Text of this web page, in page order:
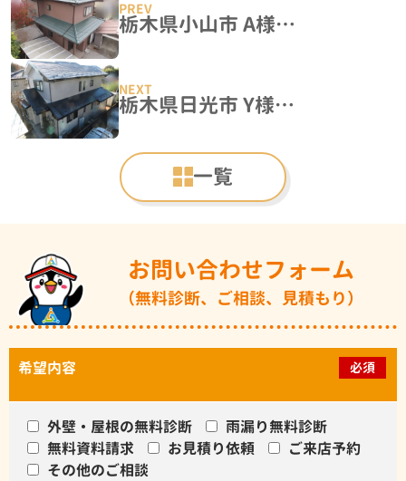
栃木県小山市 A様邸 屋根塗装・外壁塗装工事
一覧
栃木県日光市 Y様邸 屋根塗装・外壁塗装工事
お問い合わせフォーム
（無料診断、ご相談、見積もり）
希望内容 必須
外壁・屋根の無料診断
雨漏り無料診断
無料資料請求
お見積り依頼
ご来店予約
その他のご相談